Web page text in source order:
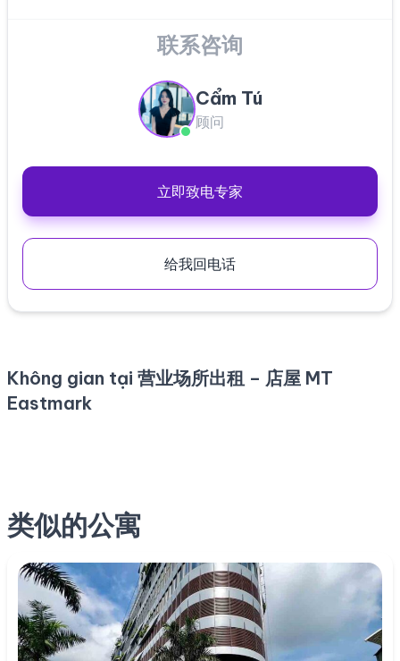
联系咨询
Cẩm Tú
顾问
立即致电专家
给我回电话
Không gian tại 营业场所出租 – 店屋 MT
Eastmark
类似的公寓